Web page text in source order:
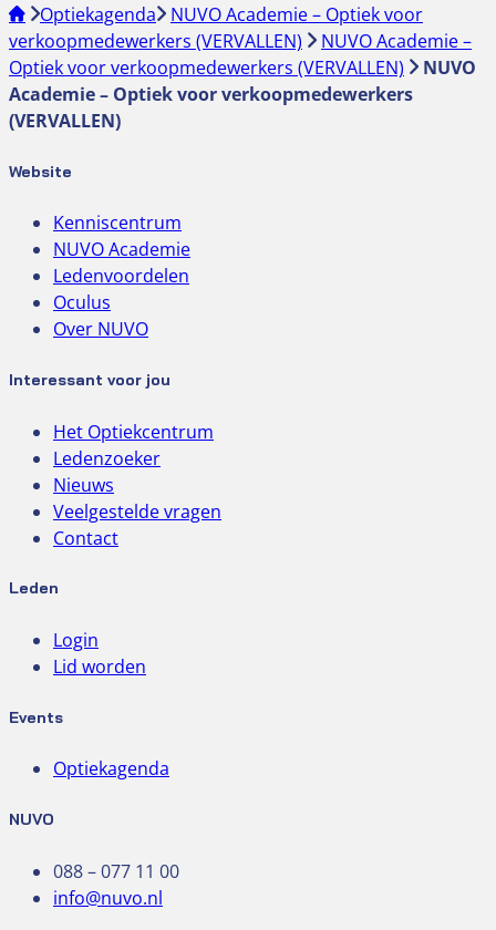
Optiekagenda
NUVO Academie – Optiek voor
verkoopmedewerkers (VERVALLEN)
NUVO Academie –
Optiek voor verkoopmedewerkers (VERVALLEN)
NUVO
Academie – Optiek voor verkoopmedewerkers
(VERVALLEN)
Website
Kenniscentrum
NUVO Academie
Ledenvoordelen
Oculus
Over NUVO
Interessant voor jou
Het Optiekcentrum
Ledenzoeker
Nieuws
Veelgestelde vragen
Contact
Leden
Login
Lid worden
Events
Optiekagenda
NUVO
088 – 077 11 00
info@nuvo.nl